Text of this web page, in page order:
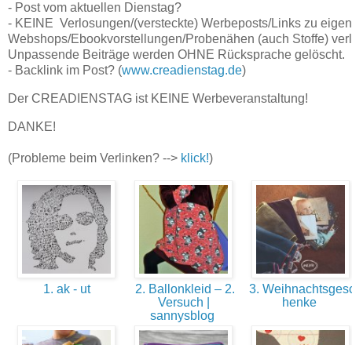
- Post vom aktuellen Dienstag?
- KEINE Verlosungen/(versteckte) Werbeposts/Links zu
Webshops/Ebookvorstellungen/Probenähen (auch Stoffe)
Unpassende Beiträge werden OHNE Rücksprache gelöscht.
- Backlink im Post? (www.creadienstag.de)
Der CREADIENSTAG ist KEINE Werbeveranstaltung!
DANKE!
(Probleme beim Verlinken? --> klick!)
1. ak - ut
2. Ballonkleid – 2.
Versuch |
sannysblog
3.
henke